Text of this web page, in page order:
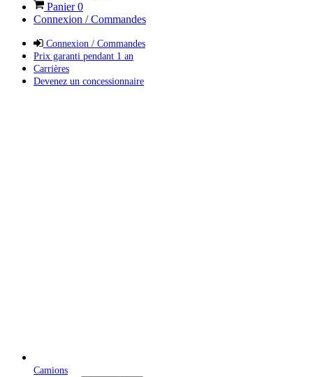
Panier0
Connexion / Commandes
Connexion / Commandes
Prix garanti pendant 1 an
Carrières
Devenez un concessionnaire
Camions